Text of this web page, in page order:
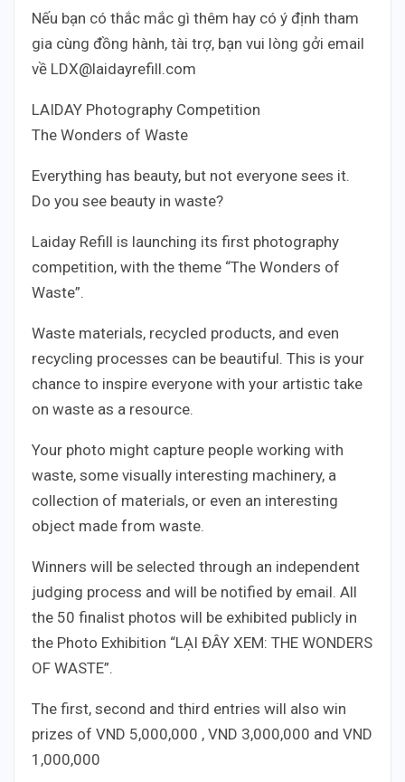
Nếu bạn có thắc mắc gì thêm hay có ý định tham
gia cùng đồng hành, tài trợ, bạn vui lòng gởi email
về LDX@laidayrefill.com
LAIDAY Photography Competition
The Wonders of Waste
Everything has beauty, but not everyone sees it.
Do you see beauty in waste?
Laiday Refill is launching its first photography
competition, with the theme “The Wonders of
Waste”.
Waste materials, recycled products, and even
recycling processes can be beautiful. This is your
chance to inspire everyone with your artistic take
on waste as a resource.
Your photo might capture people working with
waste, some visually interesting machinery, a
collection of materials, or even an interesting
object made from waste.
Winners will be selected through an independent
judging process and will be notified by email. All
the 50 finalist photos will be exhibited publicly in
the Photo Exhibition “LẠI ĐÂY XEM: THE WONDERS
OF WASTE”.
The first, second and third entries will also win
prizes of VND 5,000,000 , VND 3,000,000 and VND
1,000,000